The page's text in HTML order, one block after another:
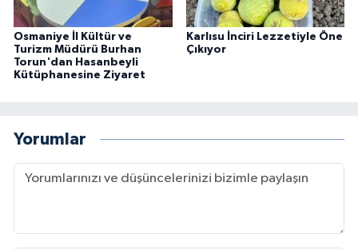
Osmaniye İl Kültür ve
Turizm Müdürü Burhan
Torun'dan Hasanbeyli
Kütüphanesine Ziyaret
Karlısu İnciri Lezzetiyle Öne
Çıkıyor
Yorumlar